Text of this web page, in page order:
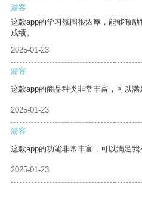
游客
这款app的学习氛围很浓厚，能够激
成绩。
2025-01-23
游客
这款app的商品种类非常丰富，可以满
2025-01-23
游客
这款app的功能非常丰富，可以满足我
2025-01-23